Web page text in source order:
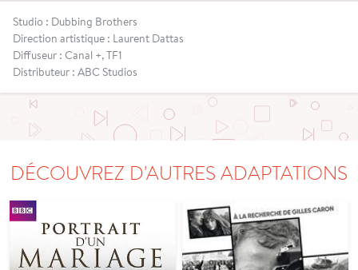
Studio : Dubbing Brothers
Direction artistique : Laurent Dattas
Diffuseur : Canal +, TF1
Distributeur : ABC Studios
DÉCOUVREZ D'AUTRES ADAPTATIONS